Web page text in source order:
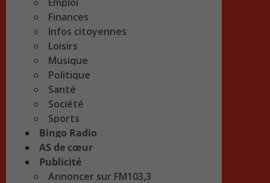
Finances
Infos citoyennes
Loisirs
Musique
Politique
Santé
Société
Sports
Bingo Radio
AS de cœur
Publicité
Annoncer sur FM103,3